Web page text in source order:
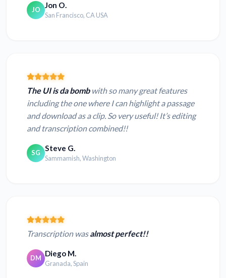
JO Jon O.
San Francisco, CA USA
The UI is da bombwith so many great features
including the one where I can highlight a passage
and download as a clip. So very useful! It’s editing
and transcription combined!!
SG Steve G.
Sammamish, Washington
Transcription wasalmost perfect!!
DM Diego M.
Granada, Spain